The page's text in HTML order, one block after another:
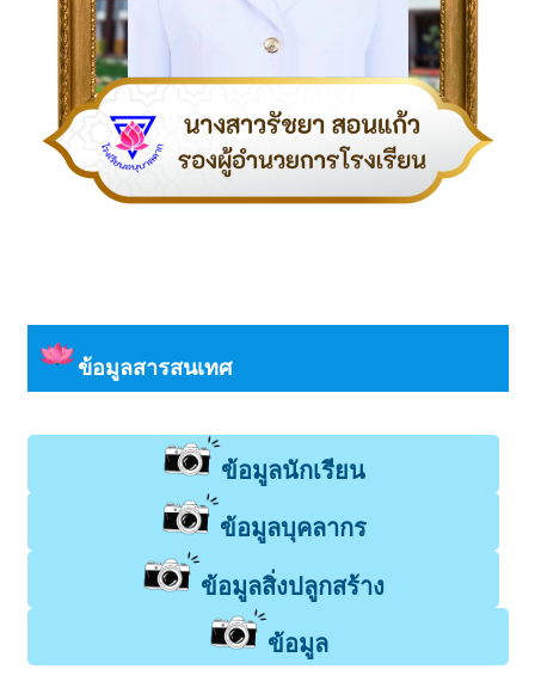
ข้อมูลสารสนเทศ
ข้อมูลนักเรียน
ข้อมูลบุคลากร
ข้อมูลสิ่งปลูกสร้าง
ข้อมูล